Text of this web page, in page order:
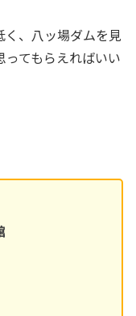
く、八ッ場ダムを見
てもらえればいい